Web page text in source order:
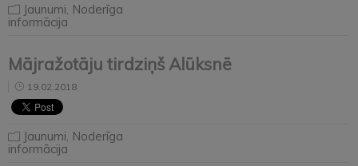
Jaunumi, Noderīga
informācija
Mājražotāju tirdziņš Alūksnē
19.02.2018
Jaunumi, Noderīga
informācija